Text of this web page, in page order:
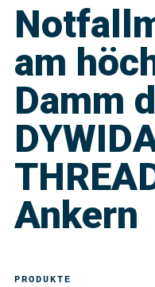
am
Damm
Ankern
PRODUKTE